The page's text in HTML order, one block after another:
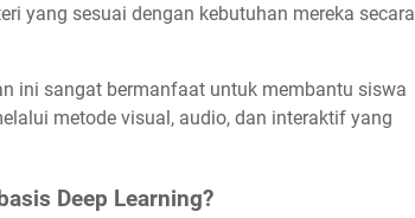
yang sesuai dengan kebutuhan mereka secara
ini sangat bermanfaat untuk membantu siswa
metode visual, audio, dan interaktif yang
Deep Learning?